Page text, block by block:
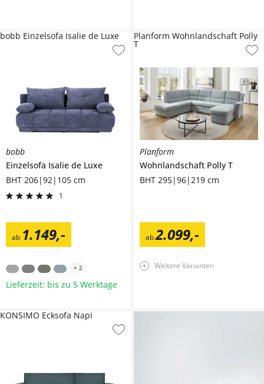
bobb
Einzelsofa Isalie de Luxe
BHT 206|92|105 cm
1
ab 1.149,-
bobb Einzelsofa Isalie de Luxe
+ 2
Lieferzeit: bis zu 5 Werktage
Planform
Wohnlandschaft Polly T
BHT 295|96|219 cm
ab2.099,-
Planform Wohnlandschaft Polly
T
Weitere Varianten
KONSIMO Ecksofa Napi